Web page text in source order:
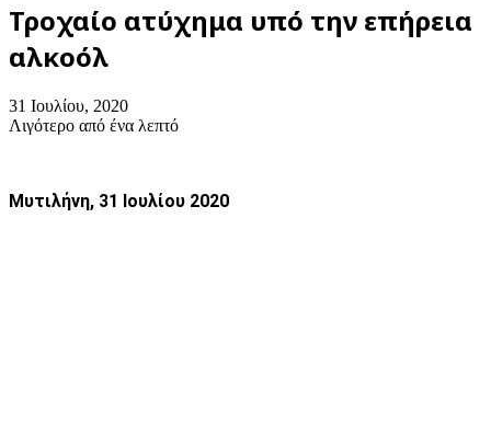
Τροχαίο ατύχημα υπό την επήρεια
αλκοόλ
31 Ιουλίου, 2020
Λιγότερο από ένα λεπτό
Μυτιλήνη, 31 Ιουλίου 2020